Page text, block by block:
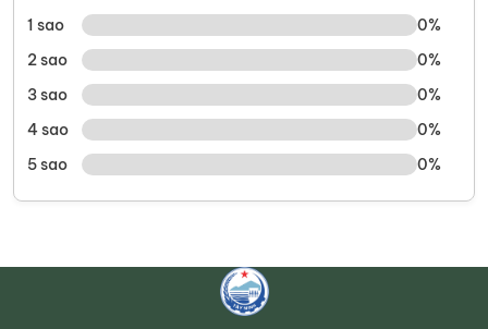
1 sao
0%
2 sao
0%
3 sao
0%
4 sao
0%
5 sao
0%